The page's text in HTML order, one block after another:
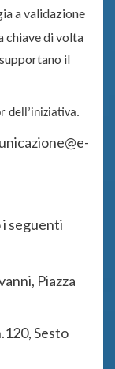
a validazione
chiave di volta
il
dell’iniziativa.
seguenti
Piazza
Sesto